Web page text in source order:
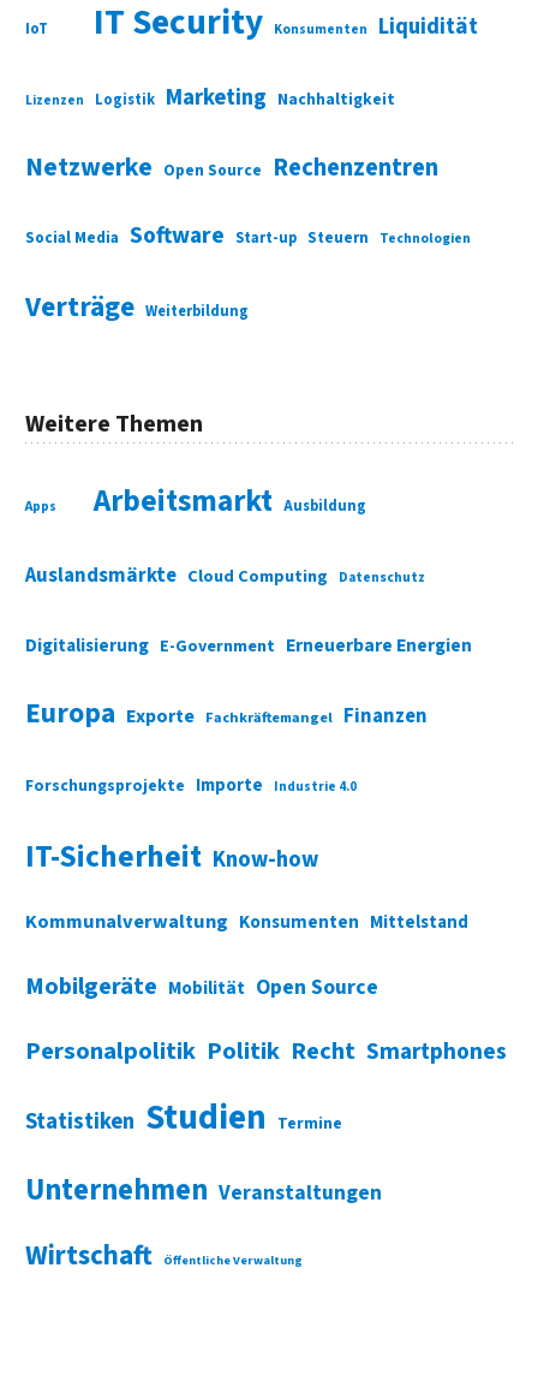
IoT IT Security Konsumenten Liquidität
Lizenzen Logistik Marketing Nachhaltigkeit
Netzwerke Open Source Rechenzentren
Social Media Software Start-up Steuern Technologien
Verträge Weiterbildung
Weitere Themen
Apps Arbeitsmarkt Ausbildung
Auslandsmärkte Cloud Computing Datenschutz
Digitalisierung E-Government Erneuerbare Energien
Europa Exporte Fachkräftemangel Finanzen
Forschungsprojekte Importe Industrie 4.0
IT-Sicherheit Know-how
Kommunalverwaltung Konsumenten Mittelstand
Mobilgeräte Mobilität Open Source
Personalpolitik Politik Recht Smartphones
Statistiken Studien Termine
Unternehmen Veranstaltungen
Wirtschaft Öffentliche Verwaltung